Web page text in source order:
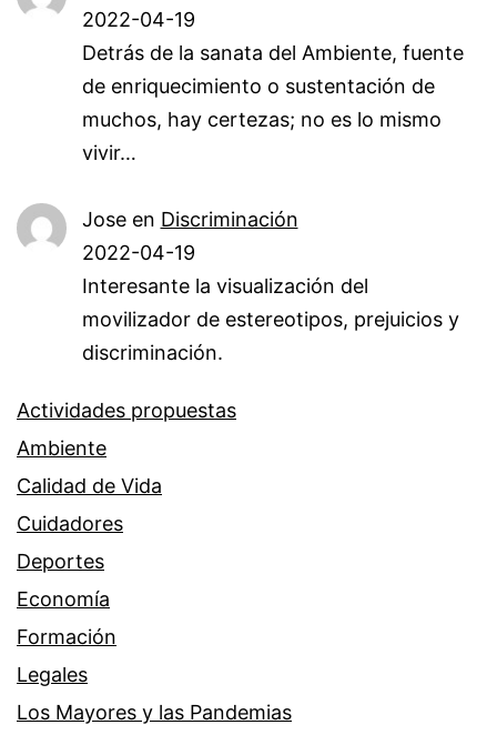
2022-04-19
Detrás de la sanata del Ambiente, fuente
de enriquecimiento o sustentación de
muchos, hay certezas; no es lo mismo
vivir…
Joseen Discriminación
2022-04-19
Interesante la visualización del
movilizador de estereotipos, prejuicios y
discriminación.
Actividades propuestas
Ambiente
Calidad de Vida
Cuidadores
Deportes
Economía
Formación
Legales
Los Mayores y las Pandemias